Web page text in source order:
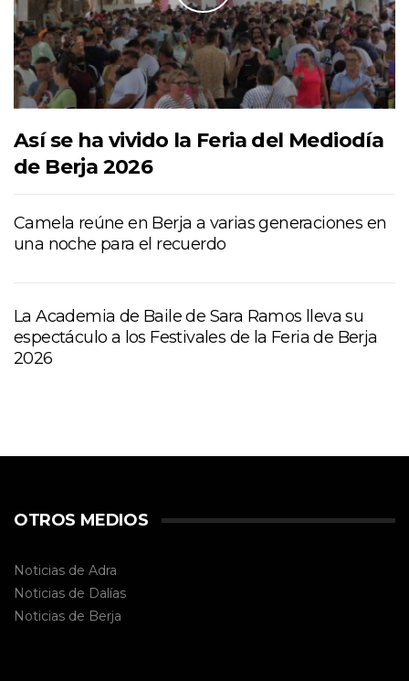
Así se ha vivido la Feria del Mediodía
de Berja 2026
Camela reúne en Berja a varias generaciones en
una noche para el recuerdo
La Academia de Baile de Sara Ramos lleva su
espectáculo a los Festivales de la Feria de Berja
2026
OTROS MEDIOS
Noticias de Adra
Noticias de Dalías
Noticias de Berja